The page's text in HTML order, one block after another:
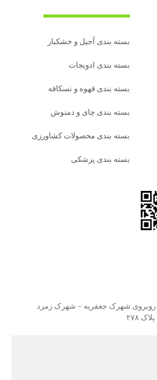
بسته بندی آجیل و خشکبار
بسته‌ بندی ادویجات
بسته بندی قهوه و نسکافه
بسته بندی چای و دمنوش
بسته بندی محصولات کشاورزی
بسته بندی پزشکی
روبروی شهرک جعفریه – شهرک زمرد